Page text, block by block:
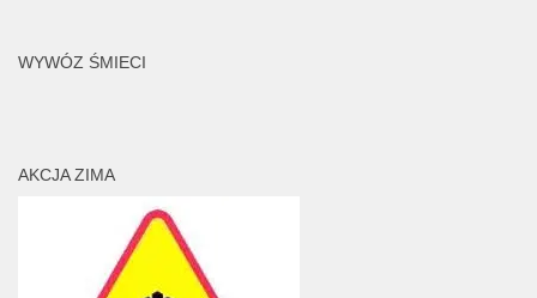
WYWÓZ ŚMIECI
AKCJA ZIMA